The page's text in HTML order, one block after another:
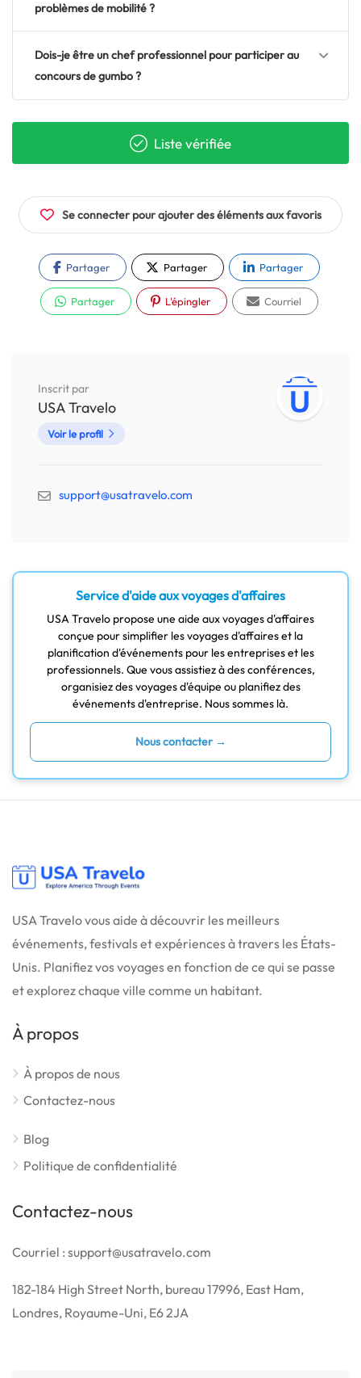
problèmes de mobilité ?
Dois-je être un chef professionnel pour participer au
concours de gumbo ?
Liste vérifiée
Se connecter pour ajouter des éléments aux favoris
Partager Partager Partager
Partager L'épingler Courriel
Inscrit par
USA Travelo
Voir le profil
support@usatravelo.com
Service d'aide aux voyages d'affaires
USA Travelo propose une aide aux voyages d'affaires
conçue pour simplifier les voyages d'affaires et la
planification d'événements pour les entreprises et les
professionnels. Que vous assistiez à des conférences,
organisiez des voyages d'équipe ou planifiez des
événements d'entreprise. Nous sommes là.
Nous contacter →
USA Travelo vous aide à découvrir les meilleurs
événements, festivals et expériences à travers les États-
Unis. Planifiez vos voyages en fonction de ce qui se passe
et explorez chaque ville comme un habitant.
À propos
À propos de nous
Contactez-nous
Blog
Politique de confidentialité
Contactez-nous
Courriel : support@usatravelo.com
182-184 High Street North, bureau 17996, East Ham,
Londres, Royaume-Uni, E6 2JA